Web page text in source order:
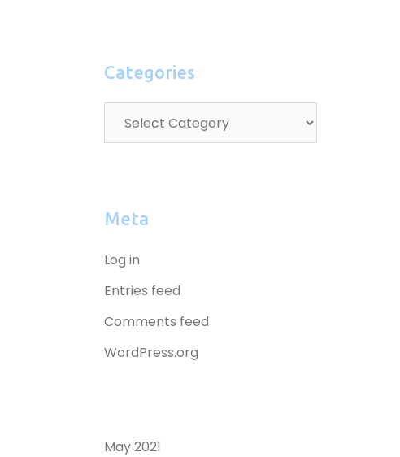
Categories
Meta
Log in
Entries feed
Comments feed
WordPress.org
May 2021